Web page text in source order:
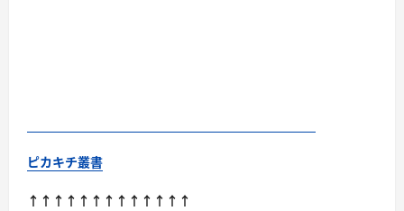
ピカキチ叢書
↑↑↑↑↑↑↑↑↑↑↑↑↑